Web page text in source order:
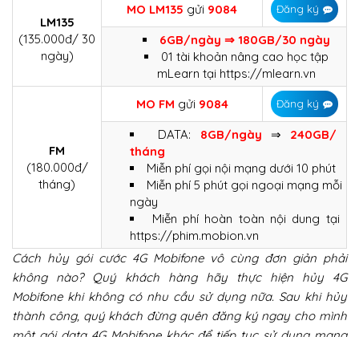
LM135
(135.000đ/ 30
ngày)
MO LM135 gửi 9084 Đăng ký
6GB/ngày ⇒ 180GB/30 ngày
01 tài khoản nâng cao học tập
mLearn tại https://mlearn.vn
FM
(180.000đ/
tháng)
MO FM gửi 9084 Đăng ký
DATA: 8GB/ngày ⇒ 240GB/
tháng
Miễn phí gọi nội mạng dưới 10 phút
Miễn phí 5 phút gọi ngoại mạng mỗi
ngày
Miễn phí hoàn toàn nội dung tại
https://phim.mobion.vn
Cách hủy gói cước 4G Mobifone vô cùng đơn giản phải
không nào? Quý khách hàng hãy thực hiện hủy 4G
Mobifone khi không có nhu cầu sử dụng nữa. Sau khi hủy
thành công, quý khách đừng quên đăng ký ngay cho mình